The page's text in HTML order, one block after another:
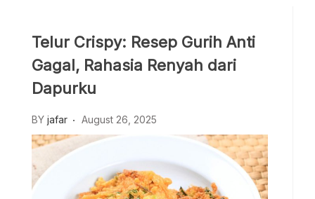
Telur Crispy: Resep Gurih Anti
Gagal, Rahasia Renyah dari
Dapurku
BY jafar August 26, 2025